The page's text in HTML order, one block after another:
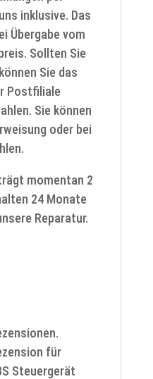
inklusive. Das
Übergabe vom
Sollten Sie
Sie das
Postfiliale
Sie können
oder bei
momentan 2
24 Monate
Reparatur.
für
Steuergerät